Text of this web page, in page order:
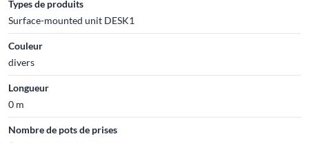
Types de produits
Surface-mounted unit DESK1
Couleur
divers
Longueur
0 m
Nombre de pots de prises